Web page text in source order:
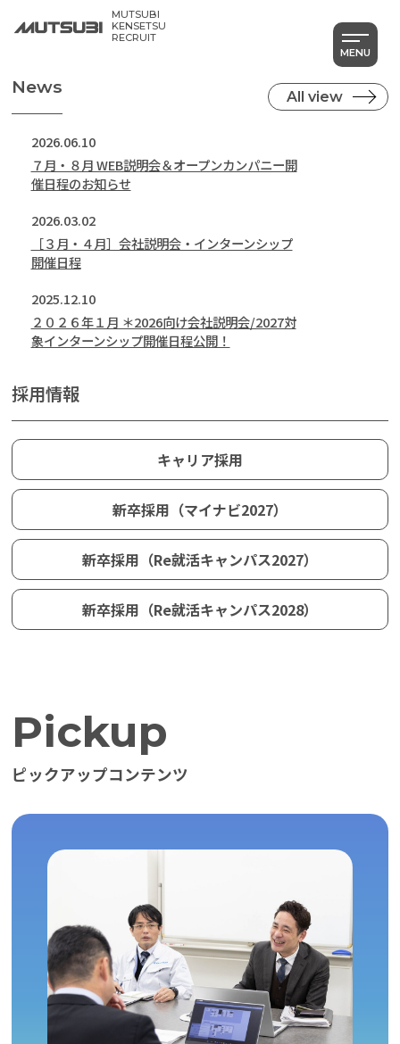
MUTSUBI
KENSETSU
RECRUIT
MENU
Category
すべて
仕事を知る
働く環境を知る
睦備建設ってどんな会社？
社内DX化推進
キャリア開発
Recruitment
キャリア採用
ーを。
News All view
2026.06.10
７月・８月 WEB説明会＆オープンカンパニー開
催日程のお知らせ
2026.03.02
［３月・４月］会社説明会・インターンシップ
開催日程
2025.12.10
２０２６年１月 ＊2026向け会社説明会/2027対
象インターンシップ開催日程公開！
採用情報
キャリア採用
新卒採用（マイナビ2027）
新卒採用（Re就活キャンパス2027）
新卒採用（Re就活キャンパス2028）
Pickup
ピックアップコンテンツ